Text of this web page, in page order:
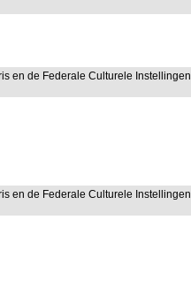
en de Federale Culturele Instellingen
en de Federale Culturele Instellingen